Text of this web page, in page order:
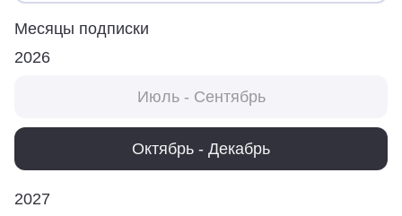
Месяцы подписки
2026
Июль - Сентябрь
Октябрь - Декабрь
2027